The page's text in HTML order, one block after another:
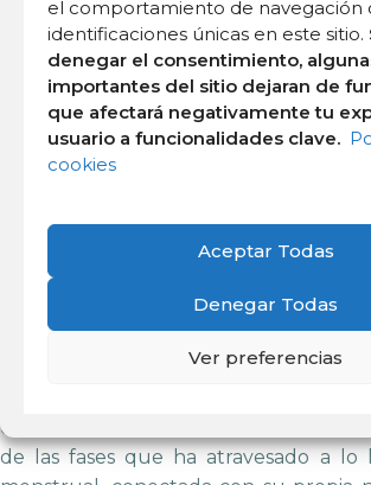
el comportamiento de navegación
identificaciones únicas en este sitio.
denegar el consentimiento,
importantes del sitio dejaran de
que afectará negativamente tu
usuario a funcionalidades clave.
cookies
Aceptar Todas
Denegar Todas
Ver preferencias
Porque es un proceso natural y
cada mujer.
durante la menopausia
Poco se visibiliza esta etapa de la
este mundo donde se pretende
menopausia, se consideran
Claro está que cada mujer pasa por
personal y única. La creciente
marca el inicio de esta etapa y el
es cierto que la mujer que ha tomado
de las fases que ha atravesado a lo